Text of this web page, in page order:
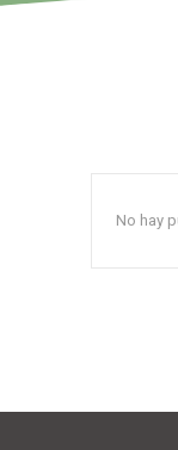
No hay